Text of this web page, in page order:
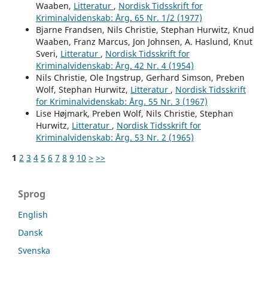
Waaben, Litteratur , Nordisk Tidsskrift for
Kriminalvidenskab: Årg. 65 Nr. 1/2 (1977)
Bjarne Frandsen, Nils Christie, Stephan Hurwitz, Knud
Waaben, Franz Marcus, Jon Johnsen, A. Haslund, Knut
Sveri, Litteratur , Nordisk Tidsskrift for
Kriminalvidenskab: Årg. 42 Nr. 4 (1954)
Nils Christie, Ole Ingstrup, Gerhard Simson, Preben
Wolf, Stephan Hurwitz, Litteratur , Nordisk Tidsskrift
for Kriminalvidenskab: Årg. 55 Nr. 3 (1967)
Lise Højmark, Preben Wolf, Nils Christie, Stephan
Hurwitz, Litteratur , Nordisk Tidsskrift for
Kriminalvidenskab: Årg. 53 Nr. 2 (1965)
1 2 3 4 5 6 7 8 9 10 > >>
Sprog
English
Dansk
Svenska